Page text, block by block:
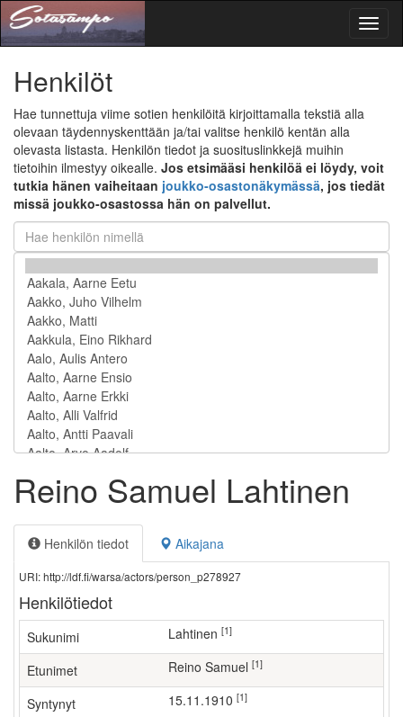
Henkilöt
Hae tunnettuja viime sotien henkilöitä kirjoittamalla tekstiä alla
olevaan täydennyskenttään ja/tai valitse henkilö kentän alla
olevasta listasta. Henkilön tiedot ja suosituslinkkejä muihin
tietoihin ilmestyy oikealle. Jos etsimääsi henkilöä ei löydy, voit
tutkia hänen vaiheitaan joukko-osastonäkymässä, jos tiedät
missä joukko-osastossa hän on palvellut.
Reino Samuel Lahtinen
Henkilön tiedot Aikajana
URI: http://ldf.fi/warsa/actors/person_p278927
Henkilötiedot
Sukunimi Lahtinen [1]
Etunimet Reino Samuel [1]
Syntynyt 15.11.1910 [1]